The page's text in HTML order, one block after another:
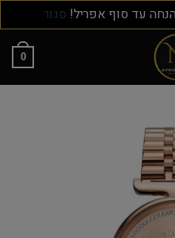
סגור
0